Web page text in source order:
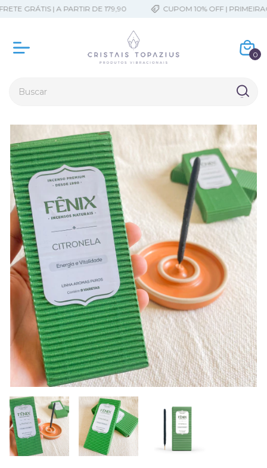
GRÁTIS | A PARTIR DE 179,90 CUPOM 10% OFF |
0